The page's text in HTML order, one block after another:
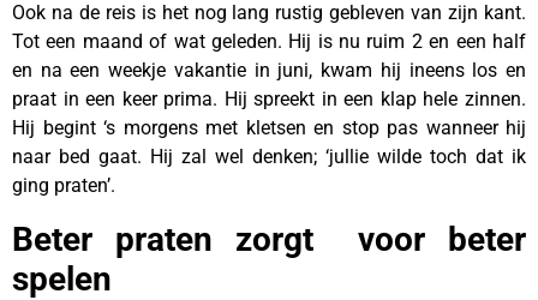
Ook na de reis is het nog lang rustig gebleven van zijn kant.
Tot een maand of wat geleden. Hij is nu ruim 2 en een half
en na een weekje vakantie in juni, kwam hij ineens los en
praat in een keer prima. Hij spreekt in een klap hele zinnen.
Hij begint ‘s morgens met kletsen en stop pas wanneer hij
naar bed gaat. Hij zal wel denken; ‘jullie wilde toch dat ik
ging praten’.
Beter praten zorgt voor beter
spelen